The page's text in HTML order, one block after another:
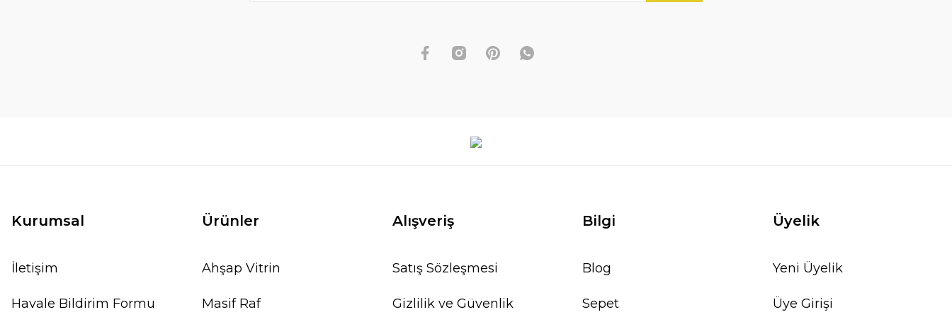
Kurumsal
İletişim
Havale Bildirim Formu
Ürünler
Ahşap Vitrin
Masif Raf
Alışveriş
Satış Sözleşmesi
Gizlilik ve Güvenlik
Bilgi
Blog
Sepet
Üyelik
Yeni Üyelik
Üye Girişi